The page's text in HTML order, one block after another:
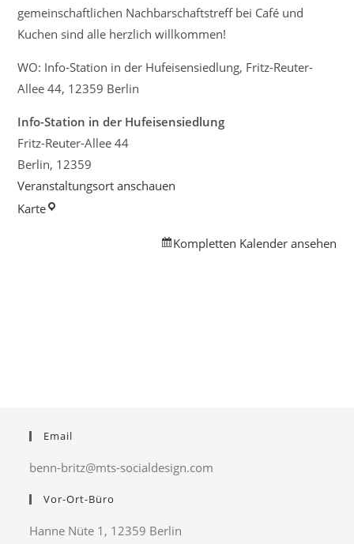
gemeinschaftlichen Nachbarschaftstreff bei Café und
Kuchen sind alle herzlich willkommen!
WO: Info-Station in der Hufeisensiedlung, Fritz-Reuter-
Allee 44, 12359 Berlin
Info-Station in der Hufeisensiedlung
Fritz-Reuter-Allee 44
Berlin, 12359
Veranstaltungsort anschauen
KarteInfo-
Kompletten Kalender ansehen
Email
benn-britz@mts-socialdesign.com
Vor-Ort-Büro
Hanne Nüte 1, 12359 Berlin